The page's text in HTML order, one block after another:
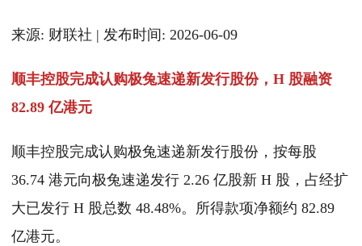
来源: 财联社 | 发布时间: 2026-06-09
顺丰控股完成认购极兔速递新发行股份，H 股融资
82.89 亿港元
顺丰控股完成认购极兔速递新发行股份，按每股
36.74 港元向极兔速递发行 2.26 亿股新 H 股，占经扩
大已发行 H 股总数 48.48%。所得款项净额约 82.89
亿港元。